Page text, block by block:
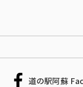
道の駅阿蘇